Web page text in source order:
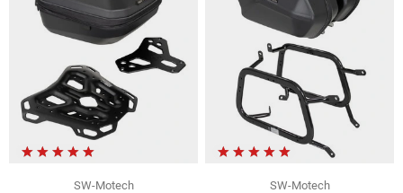
SW-Motech
SW-Motech